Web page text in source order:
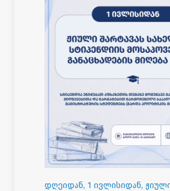
დღეიდან, 1 ივლისიდან,